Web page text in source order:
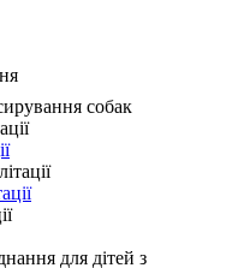
собак